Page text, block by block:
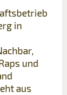
in
und
aus